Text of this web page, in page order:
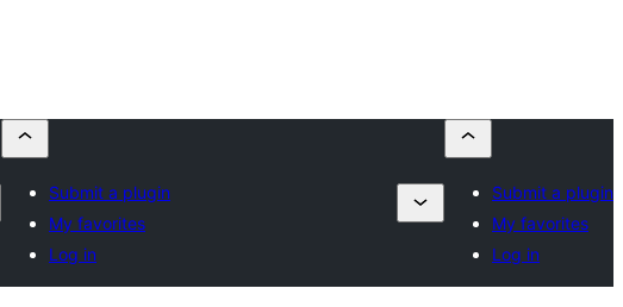
Submit a plugin
My favorites
Log in
Submit a plugin
My favorites
Log in